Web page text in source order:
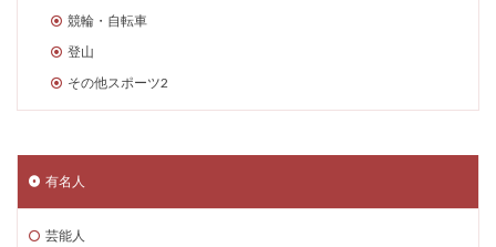
競輪・自転車
登山
その他スポーツ2
有名人
芸能人